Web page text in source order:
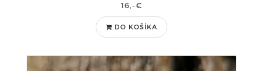
16,-€
DO KOŠÍKA